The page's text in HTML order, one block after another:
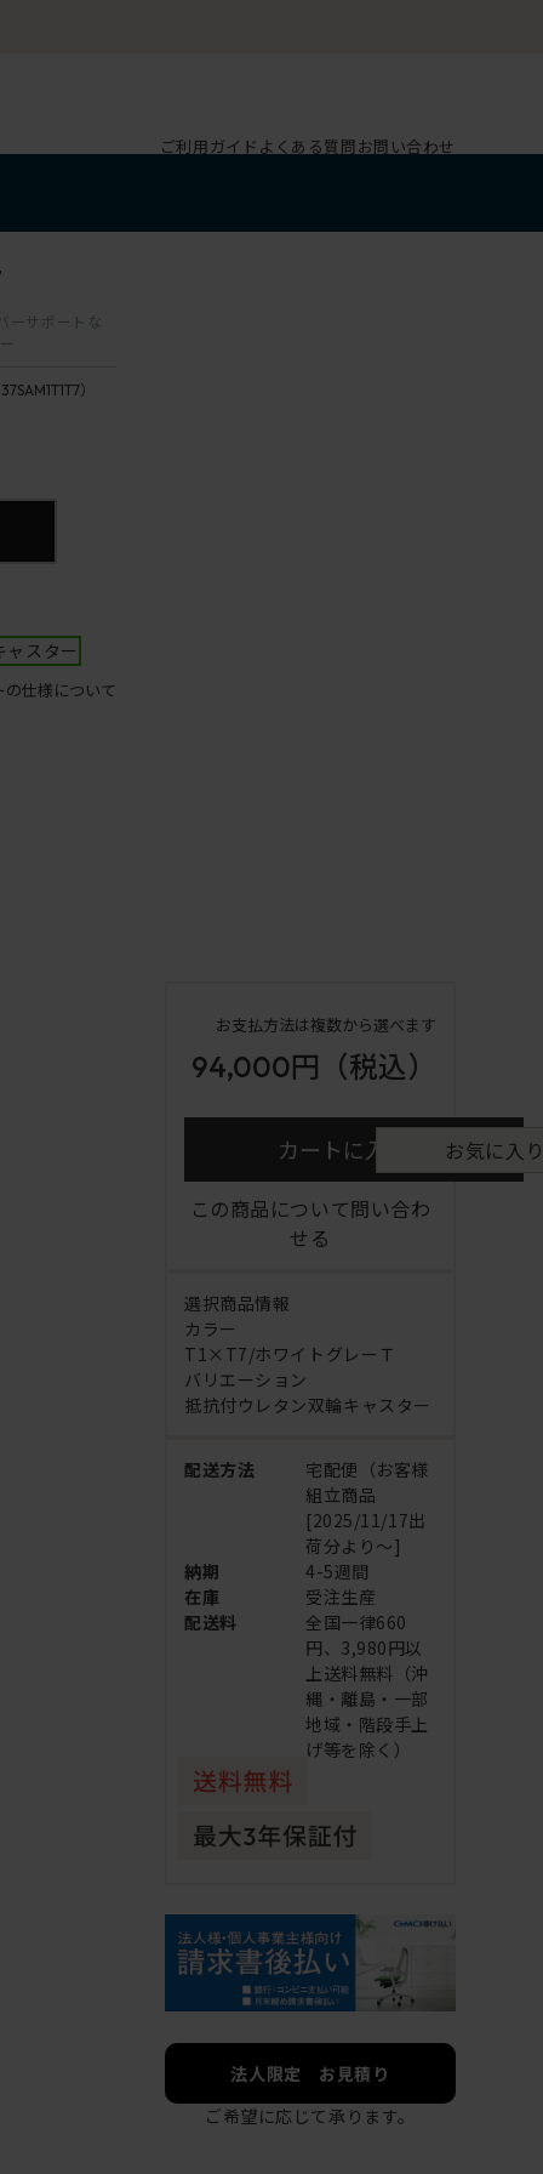
ご利用ガイド よくある質問お問い合わせ
ーサポートな
）
ャスター
の仕様について
お支払方法は複数から選べます
94,000円 （税込）
カートに入れる お気に入
この商品について問い合わ
せる
選択商品情報
カラー
T1×T7/ホワイトグレーＴ
バリエーション
抵抗付ウレタン双輪キャスター
配送方法
宅配便（お客様
組立商品
[2025/11/17出
荷分より～]
納期
4-5週間
在庫
受注生産
配送料
全国一律660
円、3,980円以
上送料無料（沖
縄・離島・一部
地域・階段手上
げ等を除く）
法人限定 お見積り
ご希望に応じて承ります。